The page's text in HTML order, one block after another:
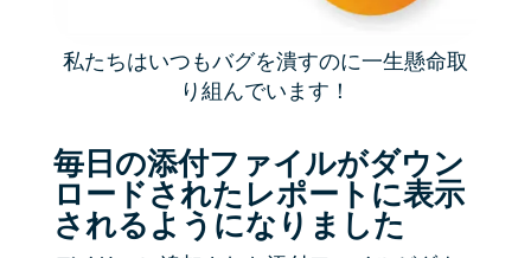
私たちはいつもバグを潰すのに一生懸命取
り組んでいます！
毎日の添付ファイルがダウン
ロードされたレポートに表示
されるようになりました